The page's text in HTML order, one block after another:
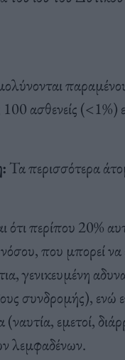
ασθενείς (<1%)
Τα περισσότερα
ότι περίπου 20%
που μπορεί
γενικευμένη
συνδρομής),
εμετοί,
λεμφαδένων.